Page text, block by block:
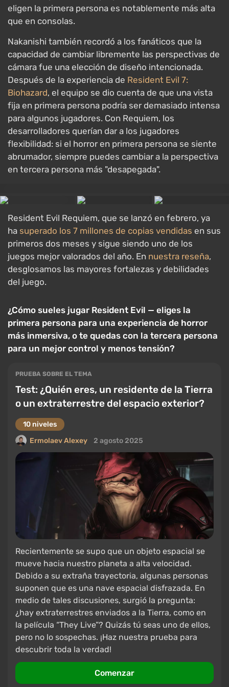
eligen la primera persona es notablemente más alta
que en consolas.
Nakanishi también recordó a los fanáticos que la
capacidad de cambiar libremente las perspectivas de
cámara fue una elección de diseño intencionada.
Después de la experiencia de Resident Evil 7:
Biohazard, el equipo se dio cuenta de que una vista
fija en primera persona podría ser demasiado intensa
para algunos jugadores. Con Requiem, los
desarrolladores querían dar a los jugadores
flexibilidad: si el horror en primera persona se siente
abrumador, siempre puedes cambiar a la perspectiva
en tercera persona más "desapegada".
Resident Evil Requiem, que se lanzó en febrero, ya
ha superado los 7 millones de copias vendidas en sus
primeros dos meses y sigue siendo uno de los
juegos mejor valorados del año. En nuestra reseña,
desglosamos las mayores fortalezas y debilidades
del juego.
¿Cómo sueles jugar Resident Evil — eliges la
primera persona para una experiencia de horror
más inmersiva, o te quedas con la tercera persona
para un mejor control y menos tensión?
PRUEBA SOBRE EL TEMA
Test: ¿Quién eres, un residente de la Tierra
o un extraterrestre del espacio exterior?
10 niveles
Ermolaev Alexey
2 agosto 2025
Recientemente se supo que un objeto espacial se
mueve hacia nuestro planeta a alta velocidad.
Debido a su extraña trayectoria, algunas personas
suponen que es una nave espacial disfrazada. En
medio de tales discusiones, surgió la pregunta:
¿hay extraterrestres enviados a la Tierra, como en
la película “They Live”? Quizás tú seas uno de ellos,
pero no lo sospechas. ¡Haz nuestra prueba para
descubrir toda la verdad!
Comenzar